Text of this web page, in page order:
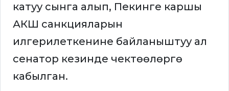
катуу сынга алып, Пекинге каршы
АКШ санкцияларын
илгерилеткенине байланыштуу ал
сенатор кезинде чектөөлөргө
кабылган.